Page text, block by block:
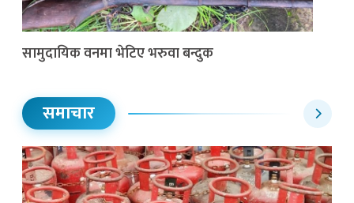
सामुदायिक वनमा भेटिए भरुवा बन्दुक
समाचार